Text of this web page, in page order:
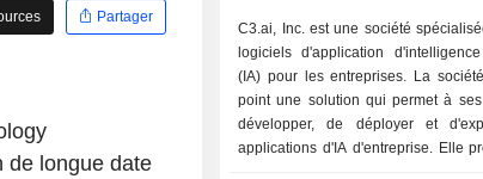
Partager
de longue date
C3.ai, Inc. est une société
logiciels d'application
(IA) pour les entreprises. La
point une solution qui permet à
développer, de déployer et
applications d'IA d'entreprise. Elle